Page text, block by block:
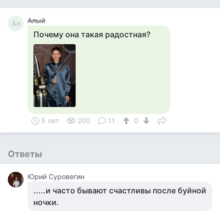
Ал Алый
Почему она такая радостная?
5 лет 200 11 0
Ответы
Юрий Суровегин
.....и часто бывают счастливы после буйной
ночки.